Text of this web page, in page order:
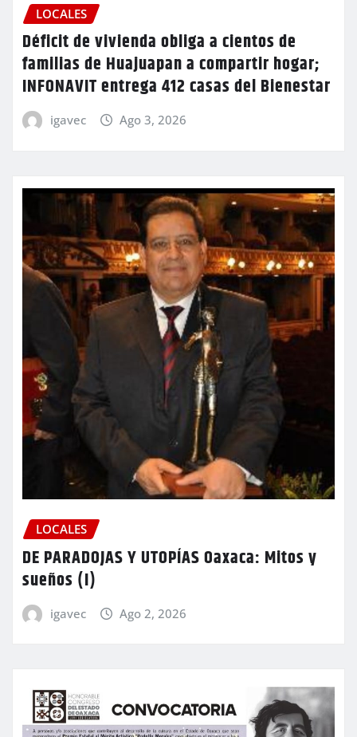
LOCALES
Déficit de vivienda obliga a cientos de
familias de Huajuapan a compartir hogar;
INFONAVIT entrega 412 casas del Bienestar
igavec Ago 3, 2026
LOCALES
DE PARADOJAS Y UTOPÍAS Oaxaca: Mitos y
sueños (I)
igavec Ago 2, 2026